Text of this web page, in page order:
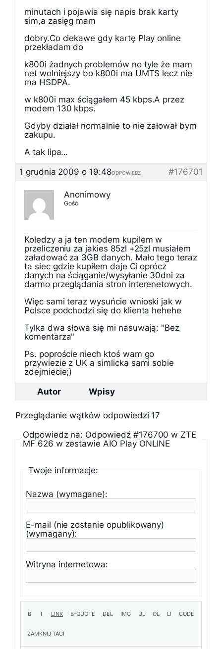
minutach i pojawia się napis brak karty
sim,a zasięg mam
dobry.Co ciekawe gdy kartę Play online
przekładam do
k800i żadnych problemów no tyle że mam
net wolniejszy bo k800i ma UMTS lecz nie
ma HSDPA.
w k800i max ściągałem 45 kbps.A przez
modem 130 kbps.
Gdyby działał normalnie to nie żałował bym
zakupu.
A tak lipa…
1 grudnia 2009 o 19:48
#176701
ODPOWIEDZ
Anonimowy
Gość
Koledzy a ja ten modem kupilem w
przeliczeniu za jakies 85zl +25zl musiałem
załadować za 3GB danych. Mało tego teraz
ta siec gdzie kupiłem daje Ci oprócz
danych na ściąganie/wysyłanie 30dni za
darmo przeglądania stron interenetowych.
Więc sami teraz wysuńcie wnioski jak w
Polsce podchodzi się do klienta hehehe
Tylka dwa słowa się mi nasuwają: "Bez
komentarza"
Ps. poproście niech ktoś wam go
przywiezie z UK a simlicka sami sobie
zdejmiecie;)
Autor
Wpisy
Przeglądanie wątków odpowiedzi 17
Odpowiedz na: Odpowiedź #176700 w ZTE
MF 626 w zestawie AIO Play ONLINE
Twoje informacje:
Nazwa (wymagane):
E-mail (nie zostanie opublikowany)
(wymagany):
Witryna internetowa: